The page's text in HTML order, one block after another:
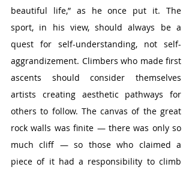
beautiful life,” as he once put it. The
sport, in his view, should always be a
quest for self-understanding, not self-
aggrandizement. Climbers who made first
ascents should consider themselves
artists creating aesthetic pathways for
others to follow. The canvas of the great
rock walls was finite — there was only so
much cliff — so those who claimed a
piece of it had a responsibility to climb